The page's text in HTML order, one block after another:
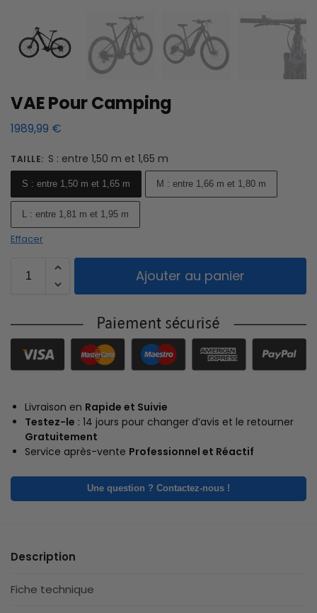
VAE Pour Camping
1989,99 €
TAILLE: S : entre 1,50 m et 1,65 m
S : entre 1,50 m et 1,65 m M : entre 1,66 m et 1,80 m
L : entre 1,81 m et 1,95 m
Effacer
Ajouter au panier
Livraison en Rapide et Suivie
Testez-le : 14 jours pour changer d’avis et le retourner
Gratuitement
Service après-vente Professionnel et Réactif
Une question ? Contactez-nous !
Description
Fiche technique